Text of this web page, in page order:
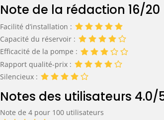
Note de la rédaction 16/20
Facilité d’installation :
Capacité du réservoir :
Efficacité de la pompe :
Rapport qualité-prix :
Silencieux :
Notes des utilisateurs 4.0/
Note de 4 pour 100 utilisateurs